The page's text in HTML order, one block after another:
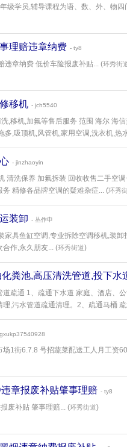
级学员,辅导课程为语、数、外、物四
理赔违章纳费 - ty8
违章纳费 低价车险报废补贴... (环秀街
移机 - jch5540
,移机,加氟等售后服务 范围 海尔 海
多,吸顶机,风管机,家用空调,洗衣机,热
- jinzhaoyin
清洗保养 加氟拆装 回收收售二手空
务 精修各品牌空调的疑难杂症... (环秀
装卸 - 丛作申
家具鱼缸空调,专业拆除空调移机,装
作,永久朋友... (环秀街道)
粪池,高压清洗管道,投下水
道疏通 1、疏通下水道 家庭、酒店、
,污水管道疏通清理。2、疏通马桶
场1街6.7.8 号招蔬菜配送工人月工资
章报废补贴肇事理赔 - ty8
废补贴 肇事理赔... (环秀街道)